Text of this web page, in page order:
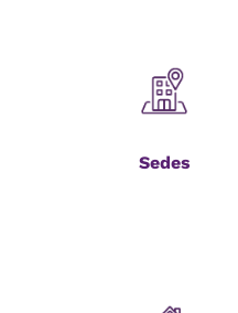
Sedes